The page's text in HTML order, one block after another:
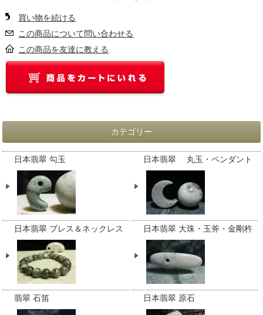
買い物を続ける
この商品について問い合わせる
この商品を友達に教える
カテゴリー
日本翡翠 勾玉 日本翡翠 丸玉・ペンダント
日本翡翠 ブレス＆ネックレス 日本翡翠 大珠・玉斧・金剛杵
翡翠 石笛 日本翡翠 原石